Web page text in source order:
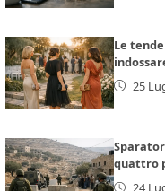
Le
25
quattro
24